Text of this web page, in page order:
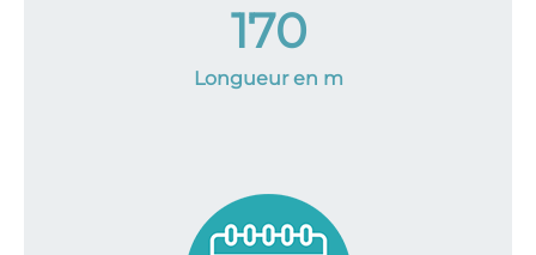
170
Longueur en m